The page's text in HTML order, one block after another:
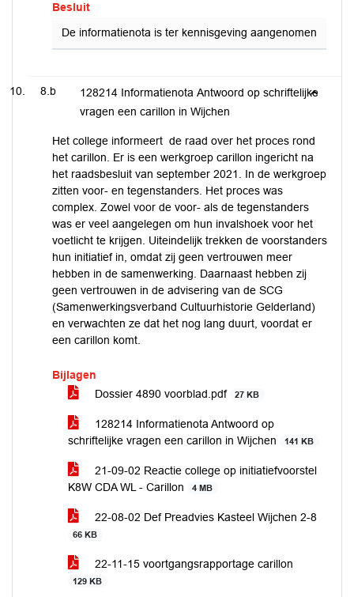
Besluit
De informatienota is ter kennisgeving aangenomen
8.b
128214 Informatienota Antwoord op schriftelijke
vragen een carillon in Wijchen
Het college informeert de raad over het proces rond
het carillon. Er is een werkgroep carillon ingericht na
het raadsbesluit van september 2021. In de werkgroep
zitten voor- en tegenstanders. Het proces was
complex. Zowel voor de voor- als de tegenstanders
was er veel aangelegen om hun invalshoek voor het
voetlicht te krijgen. Uiteindelijk trekken de voorstanders
hun initiatief in, omdat zij geen vertrouwen meer
hebben in de samenwerking. Daarnaast hebben zij
geen vertrouwen in de advisering van de SCG
(Samenwerkingsverband Cultuurhistorie Gelderland)
en verwachten ze dat het nog lang duurt, voordat er
een carillon komt.
Bijlagen
Dossier 4890 voorblad.pdf
27 KB
128214 Informatienota Antwoord op
schriftelijke vragen een carillon in Wijchen
141 KB
21-09-02 Reactie college op initiatiefvoorstel
K8W CDA WL - Carillon
4 MB
22-08-02 Def Preadvies Kasteel Wijchen 2-8
66 KB
22-11-15 voortgangsrapportage carillon
129 KB